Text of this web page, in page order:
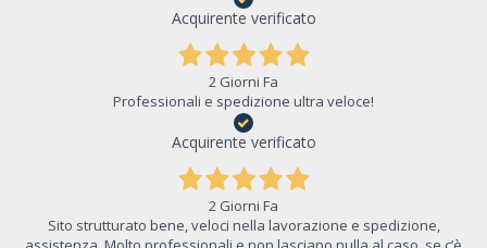
Acquirente verificato
2 Giorni Fa
Professionali e spedizione ultra veloce!
Acquirente verificato
2 Giorni Fa
Sito strutturato bene, veloci nella lavorazione e spedizione,